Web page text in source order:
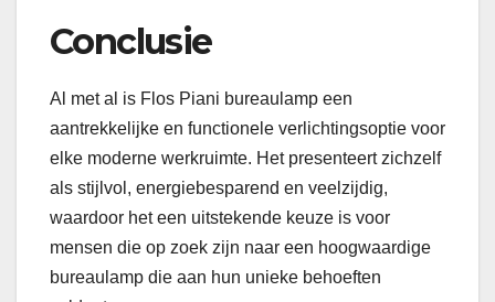
Conclusie
Al met al is Flos Piani bureaulamp een
aantrekkelijke en functionele verlichtingsoptie voor
elke moderne werkruimte. Het presenteert zichzelf
als stijlvol, energiebesparend en veelzijdig,
waardoor het een uitstekende keuze is voor
mensen die op zoek zijn naar een hoogwaardige
bureaulamp die aan hun unieke behoeften